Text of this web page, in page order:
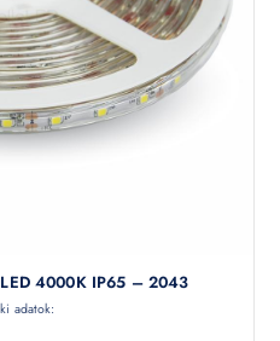
4000K IP65 – 2043
adatok: